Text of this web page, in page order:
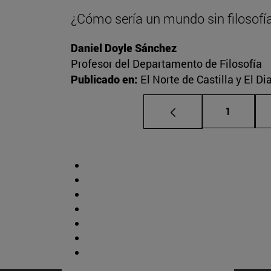
¿Cómo sería un mundo sin
Daniel Doyle Sánchez
Profesor del Departamento de Filosofía
Publicado en: El Norte de Castilla y El
Página
1